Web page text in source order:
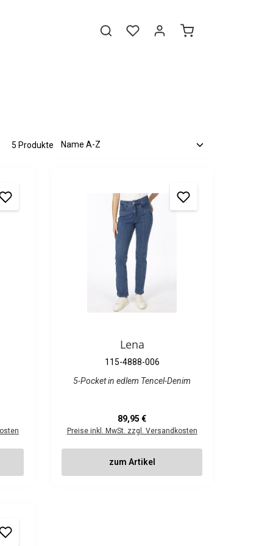
5 Produkte
Lena
115-4888-006
5-Pocket in edlem Tencel-Denim
Regulärer Preis:
89,95 €
Preise inkl. MwSt. zzgl. Versandkosten
zum Artikel